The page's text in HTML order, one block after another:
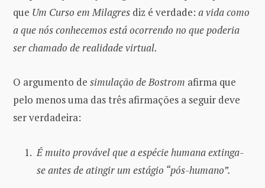
que Um Curso em Milagres diz é verdade: a vida como
a que nós conhecemos está ocorrendo no que poderia
ser chamado de realidade virtual.
O argumento de simulação de Bostrom afirma que
pelo menos uma das três afirmações a seguir deve
ser verdadeira:
É muito provável que a espécie humana extinga-
se antes de atingir um estágio “pós-humano”.